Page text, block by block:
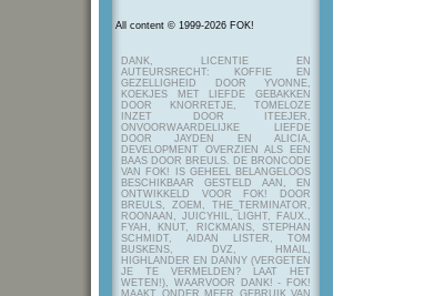
All content © 1999-2026 FOK!
DANK, LICENTIE EN
AUTEURSRECHT: KOFFIE EN
GEZELLIGHEID DOOR YVONNE,
KOEKJES MET LIEFDE GEBAKKEN
DOOR KNORRETJE, TOMELOZE
INZET DOOR ITEEJER,
ONVOORWAARDELIJKE LIEFDE
DOOR JAYDEN EN ALICIA,
DEVELOPMENT OVERZIEN ALS EEN
BAAS DOOR BREULS. DE BRONCODE
VAN FOK! IS GEHEEL BELANGELOOS
BESCHIKBAAR GESTELD AAN, EN
ONTWIKKELD VOOR FOK! DOOR
BREULS, ZOEM, THE_TERMINATOR,
ROONAAN, JUICYHIL, LIGHT, FAUX.,
FYAH, KNUT, RICKMANS, STEPHAN
SCHMIDT, AIDAN LISTER, TOM
BUSKENS, DVZ, HMAIL,
HIGHLANDER EN DANNY (VERGETEN
JE TE VERMELDEN? LAAT HET
WETEN!), WAARVOOR DANK! - FOK!
MAAKT ONDER MEER GEBRUIK VAN